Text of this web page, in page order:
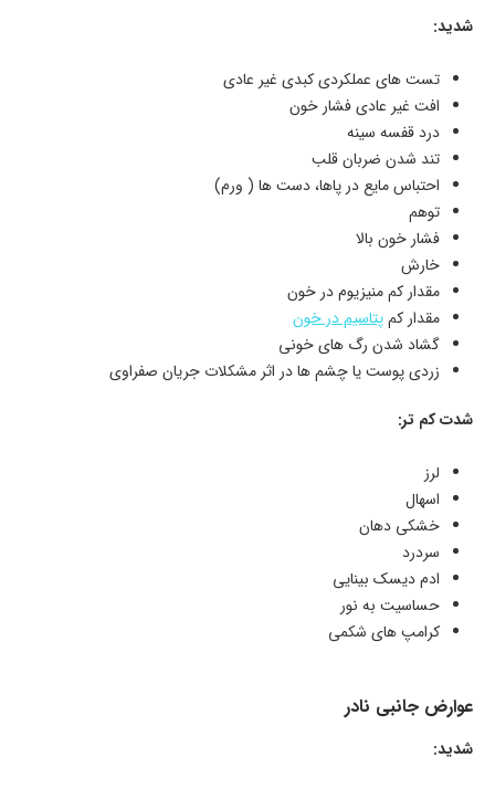
شدید:
تست های عملکردی کبدی غیر عادی
افت غیر عادی فشار خون
درد قفسه سینه
تند شدن ضربان قلب
احتباس مایع در پاها، دست ها ( ورم)
توهم
فشار خون بالا
خارش
مقدار کم منیزیوم در خون
مقدار کمپتاسیم در خون
گشاد شدن رگ های خونی
زردی پوست یا چشم ها در اثر مشکلات جریان صفراوی
شدت کم تر:
لرز
اسهال
خشکی دهان
سردرد
ادم دیسک بینایی
حساسیت به نور
کرامپ های شکمی
عوارض جانبی نادر
شدید: